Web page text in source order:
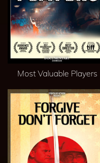
Most Valuable Players